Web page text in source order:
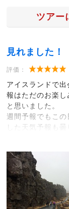
ツアー
見れました！
評価：
アイスランドで
報はただのお楽
と思いました。
週間予報でもこ
した天気予報も曇